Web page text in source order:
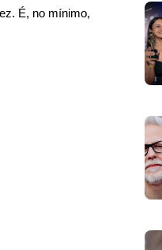
É, no mínimo,